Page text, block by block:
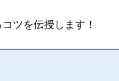
ツを伝授します！